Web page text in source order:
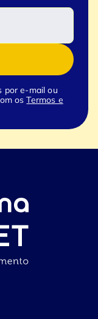
por e-mail ou
osTermos e